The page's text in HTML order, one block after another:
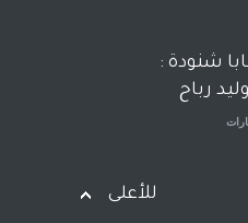
شنودة :
رباح
للأعلى